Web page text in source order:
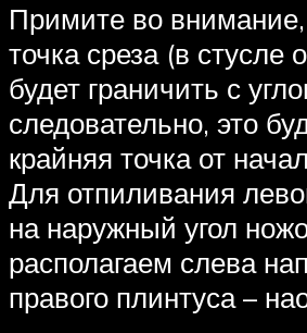
Примите во
точка среза (в стусле
будет граничить с
следовательно, это
крайняя точка от
Для отпиливания
на наружный угол
располагаем слева
правого плинтуса –